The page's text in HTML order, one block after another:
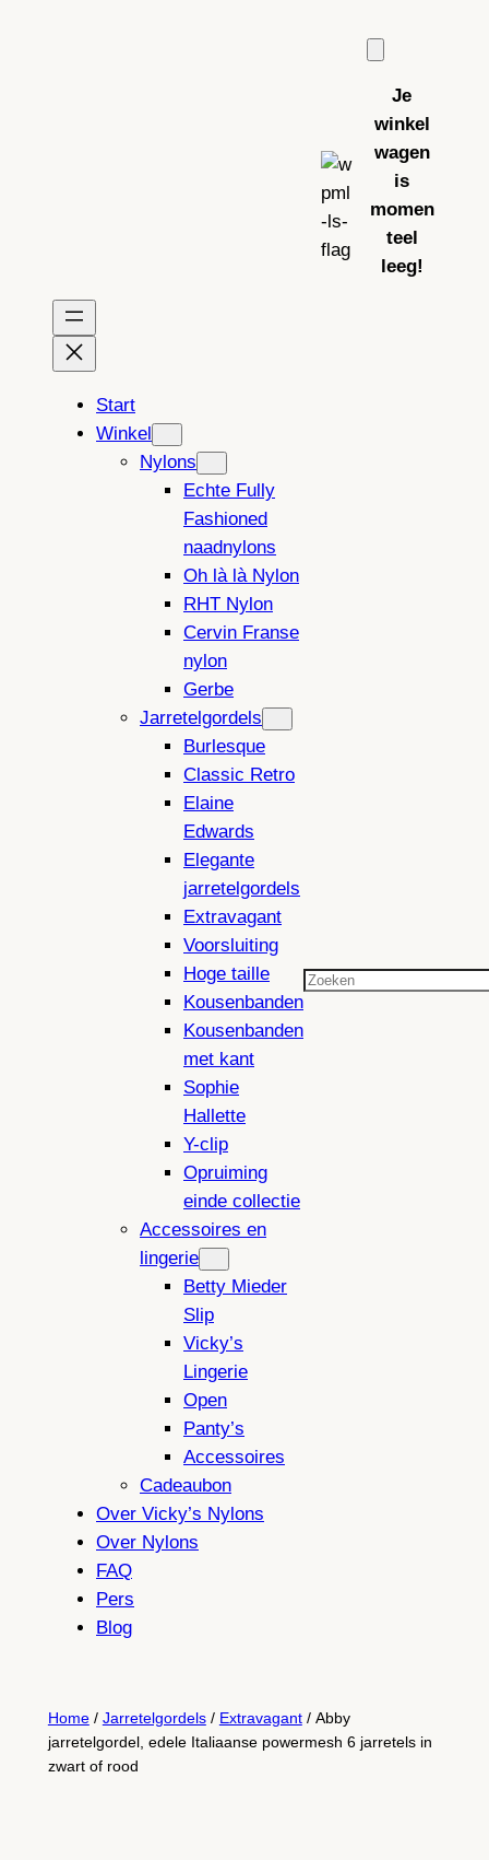
Je
winkel
wagen
is
momen
teel
leeg!
Start
Winkel
Nylons
Echte Fully
Fashioned
naadnylons
Oh là là Nylon
RHT Nylon
Cervin Franse
nylon
Gerbe
Jarretelgordels
Burlesque
Classic Retro
Elaine
Edwards
Elegante
jarretelgordels
Extravagant
Voorsluiting
Hoge taille
Kousenbanden
Kousenbanden
met kant
Sophie
Hallette
Y-clip
Opruiming
einde collectie
Accessoires en
lingerie
Betty Mieder
Slip
Vicky’s
Lingerie
Open
Panty’s
Accessoires
Cadeaubon
Over Vicky’s Nylons
Over Nylons
FAQ
Pers
Blog
Zoeken
Home/ Jarretelgordels/ Extravagant/ Abby
jarretelgordel, edele Italiaanse powermesh 6 jarretels in
zwart of rood